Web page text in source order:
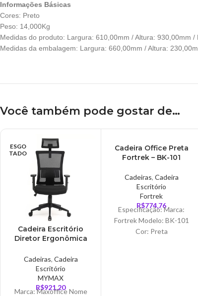
Informações Básicas
Cores: Preto
Peso: 14,000Kg
Medidas do produto: Largura: 610,00mm / Altura: 930,00mm /
Medidas da embalagem: Largura: 660,00mm / Altura:
Você também pode gostar de…
ESGO
TADO
Cadeira Escritório
Diretor Ergonômica
MAX1/BK
Cadeiras, Cadeira
Escritório
MYMAX
R$921,20
Marca: Maxoffice Nome
ESGO
TADO
Cadeira Office Preta
Fortrek – BK-101
Cadeiras, Cadeira
Escritório
Fortrek
R$774,76
Especificação: Marca:
Fortrek Modelo: BK-101
Cor: Preta